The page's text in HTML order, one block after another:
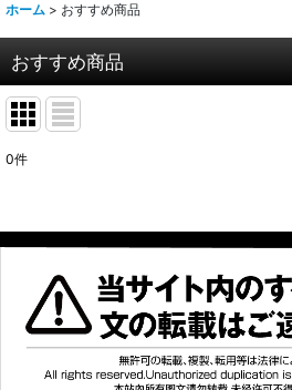
ホーム > おすすめ商品
おすすめ商品
0件